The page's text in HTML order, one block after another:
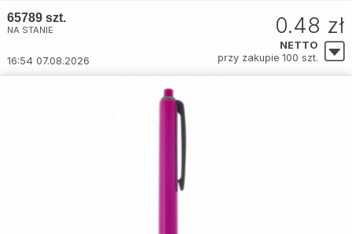
65789 szt.
NA STANIE
16:54 07.08.2026
0.48 zł
NETTO
przy zakupie 100 szt.